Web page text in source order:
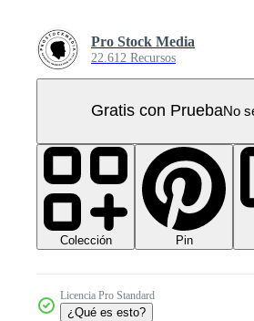
Pro Stock Media
22.612 Recursos
Gratis con PruebaNo
Colección Pin
Licencia Pro Standard
¿Qué es esto?